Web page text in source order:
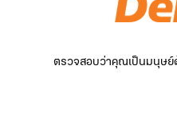
ตรวจสอบว่าคุณเป็นมนุษย์